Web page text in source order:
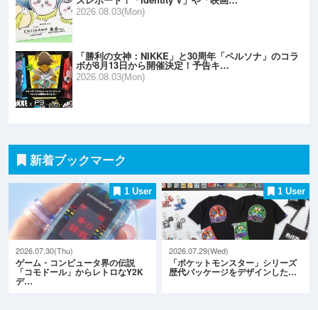
2026.08.03(Mon)
「勝利の女神：NIKKE」と30周年「ペルソナ」のコラ
ボが8月13日から開催決定！予告キ…
2026.08.03(Mon)
新着ブックマーク
1 User
2026.07.30(Thu)
ゲーム・コンピュータ界の伝説
「コモドール」からレトロなY2K
デ…
1 User
2026.07.29(Wed)
「ポケットモンスター」シリーズ
歴代パッケージをデザインした…